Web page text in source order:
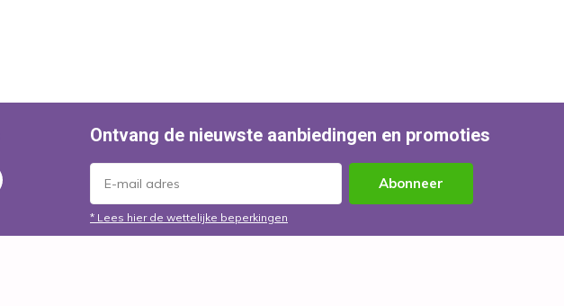
Ontvang de nieuwste aanbiedingen en promoties
Abonneer
* Lees hier de wettelijke beperkingen